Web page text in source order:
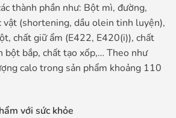
thành phần như: Bột mì, đường,
(shortening, dầu olein tinh luyện),
chất giữ ẩm (E422, E420(i)), chất
bột bắp, chất tạo xốp,… Theo như
calo trong sản phẩm khoảng 110
với sức khỏe